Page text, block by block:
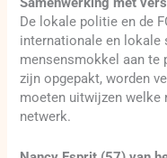
De lokale politie en de
internationale en lokale
mensensmokkel aan te
zijn opgepakt, worden
moeten uitwijzen welke
netwerk.